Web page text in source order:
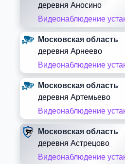
деревня Аносино
Видеонаблюдение
Московская область
деревня Арнеево
Видеонаблюдение
Московская область
деревня Артемьево
Видеонаблюдение
Московская область
деревня Астрецово
Видеонаблюдение